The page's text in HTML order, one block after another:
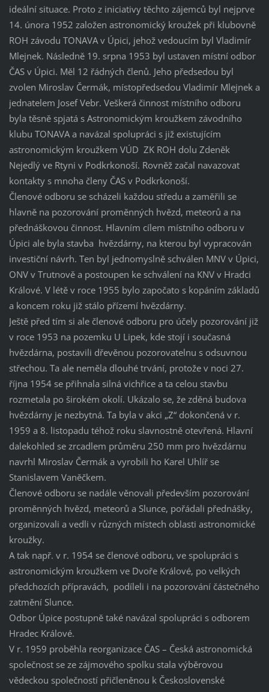
ideální situace. Proto z iniciativy těchto zájemců byl nejprve
14. února 1952 založen astronomický kroužek při klubovně
ROH závodu TONAVA v Úpici, jehož vedoucím byl Vladimír
Mlejnek. Následně 19. srpna 1953 byl ustaven místní odbor
ČAS v Úpici. Měl 12 řádných členů. Jeho předsedou byl
zvolen Miroslav Čermák, místopředsedou Vladimír Mlejnek a
jednatelem Josef Vebr. Veškerá činnost místního odboru
byla těsně spjatá s Astronomickým kroužkem závodního
klubu TONAVA a navázal spolupráci s již existujícím
astronomickým kroužkem VÚD ZK ROH dolu Zdeněk
Nejedlý ve Rtyni v Podkrkonoší. Rovněž začal navazovat
kontakty s mnoha členy ČAS v Podkrkonoší.
Členové odboru se scházeli každou středu a zaměřili se
hlavně na pozorování proměnných hvězd, meteorů a na
přednáškovou činnost. Hlavním cílem místního odboru v
Úpici ale byla stavba hvězdárny, na kterou byl vypracován
investiční návrh. Ten byl jednomyslně schválen MNV v Úpici,
ONV v Trutnově a postoupen ke schválení na KNV v Hradci
Králové. V létě v roce 1955 bylo započato s kopáním základů
a koncem roku již stálo přízemí hvězdárny.
Ještě před tím si ale členové odboru pro účely pozorování již
v roce 1953 na pozemku U Lipek, kde stojí i současná
hvězdárna, postavili dřevěnou pozorovatelnu s odsuvnou
střechou. Ta ale neměla dlouhé trvání, protože v noci 27.
října 1954 se přihnala silná vichřice a ta celou stavbu
rozmetala po širokém okolí. Ukázalo se, že zděná budova
hvězdárny je nezbytná. Ta byla v akci „Z“ dokončená v r.
1959 a 8. listopadu téhož roku slavnostně otevřená. Hlavní
dalekohled se zrcadlem průměru 250 mm pro hvězdárnu
navrhl Miroslav Čermák a vyrobili ho Karel Uhlíř se
Stanislavem Vaněčkem.
Členové odboru se nadále věnovali především pozorování
proměnných hvězd, meteorů a Slunce, pořádali přednášky,
organizovali a vedli v různých místech oblasti astronomické
kroužky.
A tak např. v r. 1954 se členové odboru, ve spolupráci s
astronomickým kroužkem ve Dvoře Králové, po velkých
předchozích přípravách, podíleli i na pozorování částečného
zatmění Slunce.
Odbor Úpice postupně také navázal spolupráci s odborem
Hradec Králové.
V r. 1959 proběhla reorganizace ČAS – Česká astronomická
společnost se ze zájmového spolku stala výběrovou
vědeckou společností přičleněnou k Československé